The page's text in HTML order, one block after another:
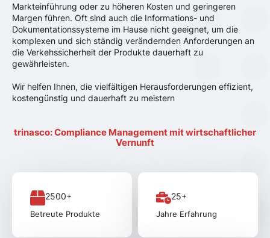
Markteinführung oder zu höheren Kosten und geringeren
Margen führen. Oft sind auch die Informations- und
Dokumentationssysteme im Hause nicht geeignet, um die
komplexen und sich ständig verändernden Anforderungen an
die Verkehssicherheit der Produkte dauerhaft zu
gewährleisten.
Wir helfen Ihnen, die vielfältigen Herausforderungen effizient,
kostengünstig und dauerhaft zu meistern
trinasco: Compliance Management mit wirtschaftlicher
Vernunft
2500+
Betreute Produkte
25+
Jahre Erfahrung